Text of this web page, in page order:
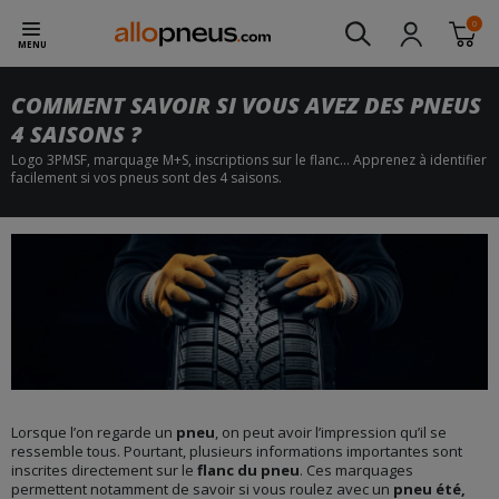
MENU
0
COMMENT SAVOIR SI VOUS AVEZ DES PNEUS
4 SAISONS ?
Logo 3PMSF, marquage M+S, inscriptions sur le flanc… Apprenez à identifier
facilement si vos pneus sont des 4 saisons.
Lorsque l’on regarde un pneu, on peut avoir l’impression qu’il se
ressemble tous. Pourtant, plusieurs informations importantes sont
inscrites directement sur le flanc du pneu. Ces marquages
permettent notamment de savoir si vous roulez avec un pneu été,